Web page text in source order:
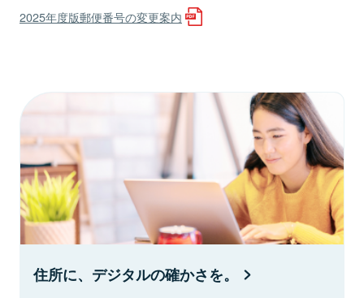
2025年度版郵便番号の変更案内
住所に、デジタルの確かさを。